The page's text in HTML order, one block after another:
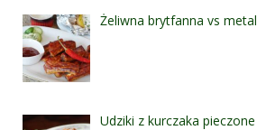
Żeliwna brytfanna vs
Udziki z kurczaka